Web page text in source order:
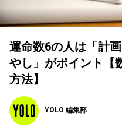
運命数6の人は「計
やし」がポイント【
方法】
YOLO 編集部